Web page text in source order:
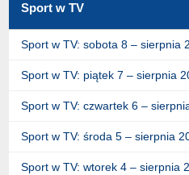
Sport w TV
Sport w TV: sobota 8 – sierpnia
Sport w TV: piątek 7 – sierpnia
Sport w TV: czwartek 6 –
Sport w TV: środa 5 – sierpnia
Sport w TV: wtorek 4 – sierpnia